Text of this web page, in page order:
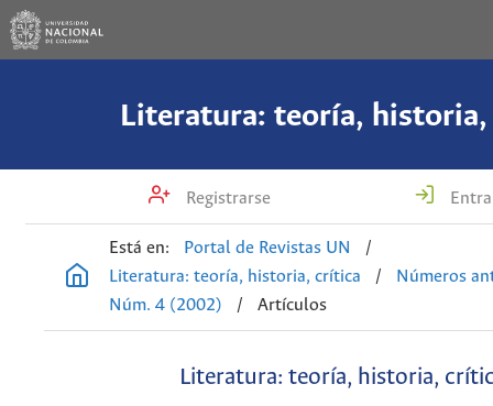
Literatura: teoría,
Registrarse
Está en: Portal de Revistas UN
/
Literatura: teoría, historia, crítica
/
Números
Núm. 4 (2002)
/ Artículos
Literatura: teoría, historia,